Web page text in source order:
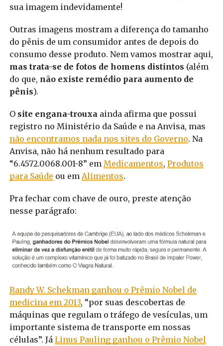
sua imagem indevidamente!
Outras imagens mostram a diferença do tamanho
do pênis de um consumidor antes de depois do
consumo desse produto. Nem vamos mostrar aqui,
mas trata-se de fotos de homens distintos (além
do que, não existe remédio para aumento de
pênis).
O site engana-trouxa ainda afirma que possui
registro no Ministério da Saúde e na Anvisa, mas
não encontramos nada nos sites do Governo. Na
Anvisa, não há nenhum resultado para
“6.4572.0068.001-8” em Medicamentos, Produtos
para Saúde ou em Alimentos.
Pra fechar com chave de ouro, preste atenção
nesse parágrafo:
Randy W. Schekman ganhou o Prêmio Nobel de
medicina em 2013, “por suas descobertas de
máquinas que regulam o tráfego de vesículas, um
importante sistema de transporte em nossas
células”. Já Linus Pauling ganhou o Prêmio Nobel